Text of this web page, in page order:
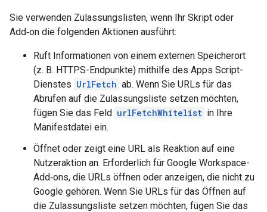
Sie verwenden Zulassungslisten, wenn Ihr Skript oder
Add‑on die folgenden Aktionen ausführt:
Ruft Informationen von einem externen Speicherort
(z. B. HTTPS-Endpunkte) mithilfe des Apps Script-
Dienstes UrlFetch ab. Wenn Sie URLs für das
Abrufen auf die Zulassungsliste setzen möchten,
fügen Sie das Feld urlFetchWhitelist in Ihre
Manifestdatei ein.
Öffnet oder zeigt eine URL als Reaktion auf eine
Nutzeraktion an. Erforderlich für Google Workspace-
Add‑ons, die URLs öffnen oder anzeigen, die nicht zu
Google gehören. Wenn Sie URLs für das Öffnen auf
die Zulassungsliste setzen möchten, fügen Sie das